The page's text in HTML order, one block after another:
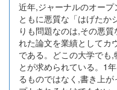
近年,ジャーナルのオー
ともに悪質な「はげたか
りも問題なのは,その悪
れた論文を業績としてカ
である。どこの大学でも
とが求められている。1
るものではなく,書き上